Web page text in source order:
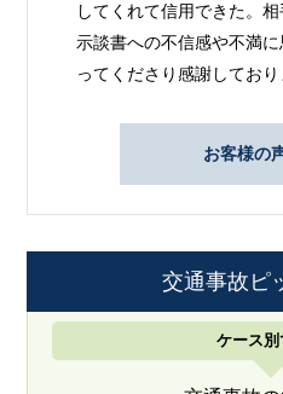
してくれて信用できた。
示談書への不信感や不満
ってくださり感謝しており
お客様の
交通事故ピ
ケース別